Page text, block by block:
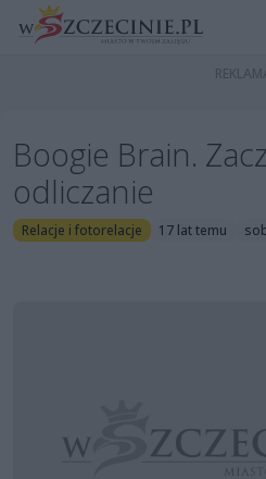
Boogie Brain.
odliczanie
Relacje i fotorelacje 17 lat temu